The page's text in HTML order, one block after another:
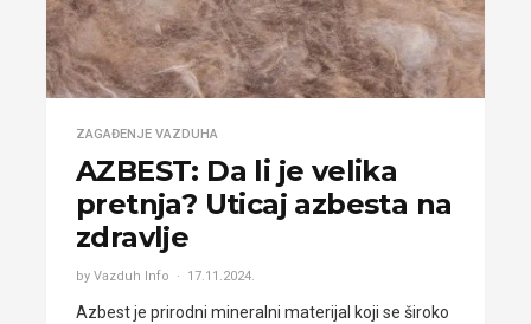
ZAGAĐENJE VAZDUHA
AZBEST: Da li je velika
pretnja? Uticaj azbesta na
zdravlje
by Vazduh Info 17.11.2024.
Azbest je prirodni mineralni materijal koji se široko